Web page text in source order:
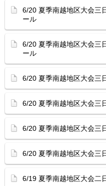
6/20 夏季南越地区大会
ール
6/20 夏季南越地区大会
ール
6/20 夏季南越地区大会
6/20 夏季南越地区大会
6/20 夏季南越地区大会
6/20 夏季南越地区大会
6/19 夏季南越地区大会